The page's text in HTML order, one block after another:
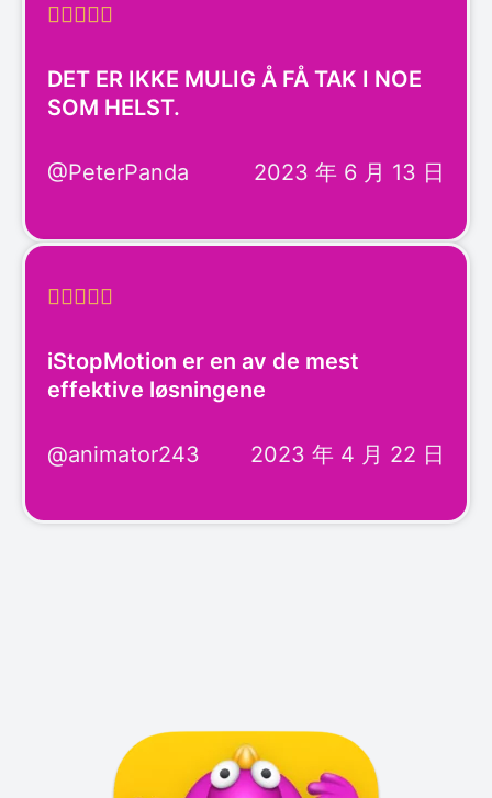

DET ER IKKE MULIG Å FÅ TAK I NOE
SOM HELST.
@PeterPanda 2023 年 6 月 13 日

iStopMotion er en av de mest
effektive løsningene
@animator243 2023 年 4 月 22 日